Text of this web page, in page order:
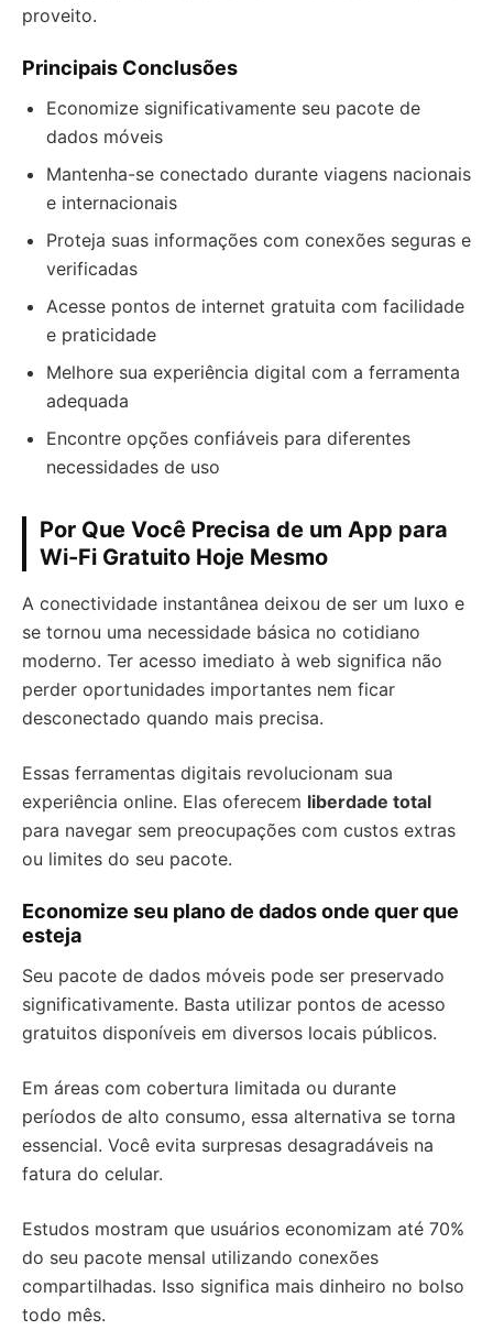
proveito.
Principais Conclusões
Economize significativamente seu pacote de
dados móveis
Mantenha-se conectado durante viagens nacionais
e internacionais
Proteja suas informações com conexões seguras e
verificadas
Acesse pontos de internet gratuita com facilidade
e praticidade
Melhore sua experiência digital com a ferramenta
adequada
Encontre opções confiáveis para diferentes
necessidades de uso
Por Que Você Precisa de um App para
Wi-Fi Gratuito Hoje Mesmo
A conectividade instantânea deixou de ser um luxo e
se tornou uma necessidade básica no cotidiano
moderno. Ter acesso imediato à web significa não
perder oportunidades importantes nem ficar
desconectado quando mais precisa.
Essas ferramentas digitais revolucionam sua
experiência online. Elas oferecem liberdade total
para navegar sem preocupações com custos extras
ou limites do seu pacote.
Economize seu plano de dados onde quer que
esteja
Seu pacote de dados móveis pode ser preservado
significativamente. Basta utilizar pontos de acesso
gratuitos disponíveis em diversos locais públicos.
Em áreas com cobertura limitada ou durante
períodos de alto consumo, essa alternativa se torna
essencial. Você evita surpresas desagradáveis na
fatura do celular.
Estudos mostram que usuários economizam até 70%
do seu pacote mensal utilizando conexões
compartilhadas. Isso significa mais dinheiro no bolso
todo mês.